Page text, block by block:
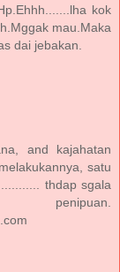
kok
mau.Maka
dai jebakan.
and kajahatan
satu
thdap sgala